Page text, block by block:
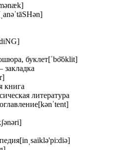
буклет[ˈbo͝oklit]
книга
литература
[kənˈtent]
[inˌsaiklə'pi:diə]